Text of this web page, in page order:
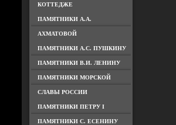
КОТТЕДЖЕ
ПАМЯТНИКИ А.А.
АХМАТОВОЙ
ПАМЯТНИКИ А.С. ПУШКИНУ
ПАМЯТНИКИ В.И. ЛЕНИНУ
ПАМЯТНИКИ МОРСКОЙ
СЛАВЫ РОССИИ
ПАМЯТНИКИ ПЕТРУ I
ПАМЯТНИКИ С. ЕСЕНИНУ